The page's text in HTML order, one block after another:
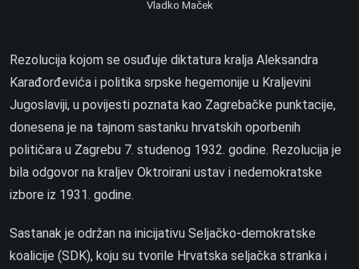
Vladko Maček
Rezolucija kojom se osuđuje diktatura kralja Aleksandra
Karađorđevića i politika srpske hegemonije u Kraljevini
Jugoslaviji, u povijesti poznata kao Zagrebačke punktacije,
donesena je na tajnom sastanku hrvatskih oporbenih
političara u Zagrebu 7. studenog 1932. godine. Rezolucija je
bila odgovor na kraljev Oktroirani ustav i nedemokratske
izbore iz 1931. godine.
Sastanak je održan na inicijativu Seljačko-demokratske
koalicije (SDK), koju su tvorile Hrvatska seljačka stranka i